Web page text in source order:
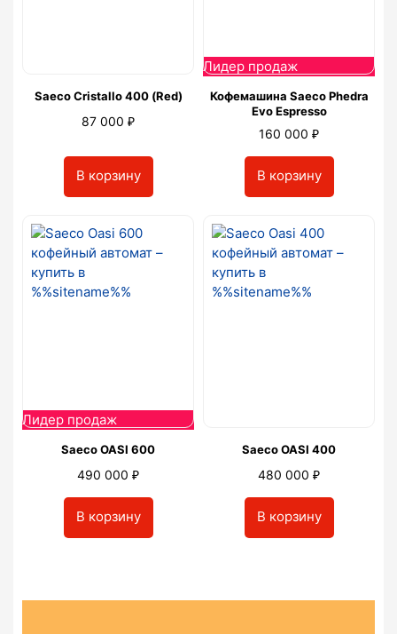
Saeco Cristallo 400 (Red)
87 000 ₽
В корзину
Лидер продаж
Кофемашина Saeco Phedra
Evo Espresso
160 000 ₽
В корзину
Лидер продаж
Saeco OASI 600
490 000 ₽
В корзину
Saeco OASI 400
480 000 ₽
В корзину